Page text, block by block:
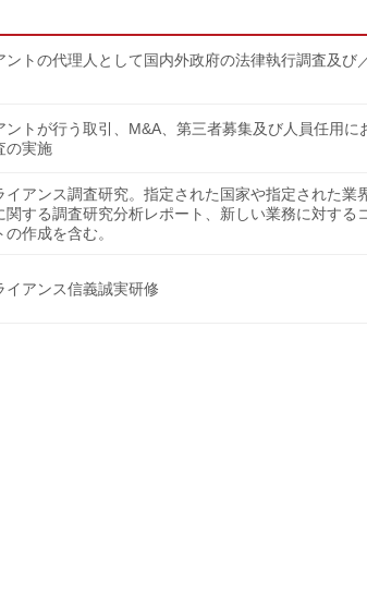
ントの代理人として国内外政府の法律執行調査及び
ントが行う取引、M&A、第三者募集及び人員任用に
の実施
イアンス調査研究。指定された国家や指定された業
関する調査研究分析レポート、新しい業務に対する
の作成を含む。
イアンス信義誠実研修